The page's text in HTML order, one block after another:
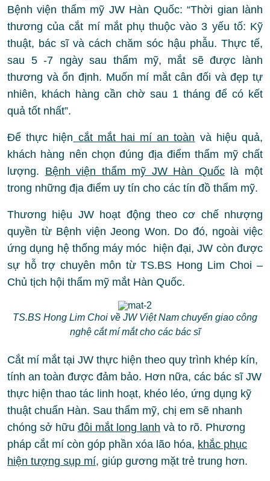
Bệnh viện thẩm mỹ JW Hàn Quốc: “Thời gian lành
thương của cắt mí mắt phụ thuộc vào 3 yếu tố: Kỹ
thuật, bác sĩ và cách chăm sóc hậu phẫu. Thực tế,
sau 5 -7 ngày sau thẩm mỹ, mắt sẽ được lành
thương và ổn định. Muốn mí mắt cân đối và đẹp tự
nhiên, khách hàng cần chờ sau 1 tháng để có kết
quả tốt nhất”.
Để thực hiện cắt mắt hai mí an toàn và hiệu quả,
khách hàng nên chọn đúng địa điểm thẩm mỹ chất
lượng. Bệnh viện thẩm mỹ JW Hàn Quốclà một
trong những địa điểm uy tín cho các tín đồ thẩm mỹ.
Thương hiệu JW hoạt động theo cơ chế nhượng
quyền từ Bệnh viện Jeong Won. Do đó, ngoài việc
ứng dụng hệ thống máy móc hiện đại, JW còn được
sự hỗ trợ chuyên môn từ TS.BS Hong Lim Choi –
Chủ tịch hội thẩm mỹ mắt Hàn Quốc.
TS.BS Hong Lim Choi về JW Việt Nam chuyển giao công
nghệ cắt mí mắt cho các bác sĩ
Cắt mí mắt tại JW thực hiện theo quy trình khép kín,
tính an toàn được đảm bảo. Hơn nữa, các bác sĩ JW
thực hiện thao tác linh hoạt, khéo léo, ứng dụng kỹ
thuật chuẩn Hàn. Sau thẩm mỹ, chị em sẽ nhanh
chóng sở hữu đôi mắt long lanh và to rõ. Phương
pháp cắt mí còn góp phần xóa lão hóa, khắc phục
hiện tượng sụp mí, giúp gương mặt trẻ trung hơn.